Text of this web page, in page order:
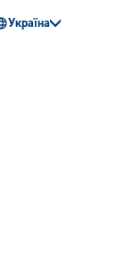
Україна